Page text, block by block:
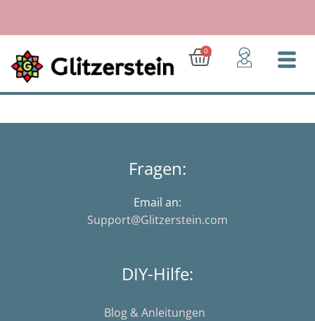
springen
0
Warenkorb
Fragen:
Email an:
Support@Glitzerstein.com
DIY-Hilfe:
Blog & Anleitungen